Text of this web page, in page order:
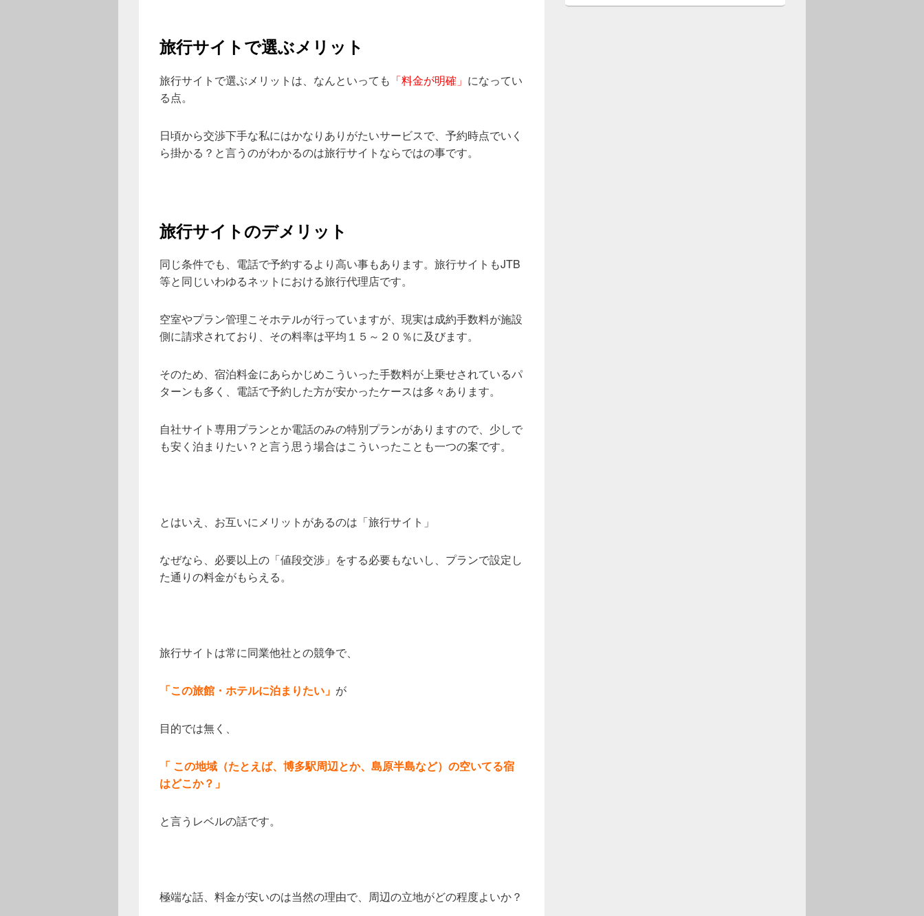
旅行サイトで選ぶメリット
旅行サイトで選ぶメリットは、なんといっても 「料金が明確」 になってい
る点。
日頃から交渉下手な私にはかなりありがたいサービスで、予約時点でいく
ら掛かる？と言うのがわかるのは旅行サイトならではの事です。
旅行サイトのデメリット
同じ条件でも、電話で予約するより高い事もあります。旅行サイトもJTB
等と同じいわゆるネットにおける旅行代理店です。
空室やプラン管理こそホテルが行っていますが、現実は成約手数料が施設
側に請求されており、その料率は平均１５～２０％に及びます。
そのため、宿泊料金にあらかじめこういった手数料が上乗せされているパ
ターンも多く、電話で予約した方が安かったケースは多々あります。
自社サイト専用プランとか電話のみの特別プランがありますので、少しで
も安く泊まりたい？と言う思う場合はこういったことも一つの案です。
とはいえ、お互いにメリットがあるのは「旅行サイト」
なぜなら、必要以上の「値段交渉」をする必要もないし、プランで設定し
た通りの料金がもらえる。
旅行サイトは常に同業他社との競争で、
「この旅館・ホテルに泊まりたい」 が
目的では無く、
「 この地域（たとえば、博多駅周辺とか、島原半島など）の空いてる宿
はどこか？」
と言うレベルの話です。
極端な話、料金が安いのは当然の理由で、周辺の立地がどの程度よいか？